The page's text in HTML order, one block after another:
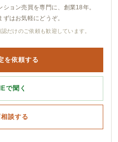
ョン売買を専門に、創業18年。
はお気軽にどうぞ。
だけのご依頼も歓迎しています。
を依頼する
で聞く
談する